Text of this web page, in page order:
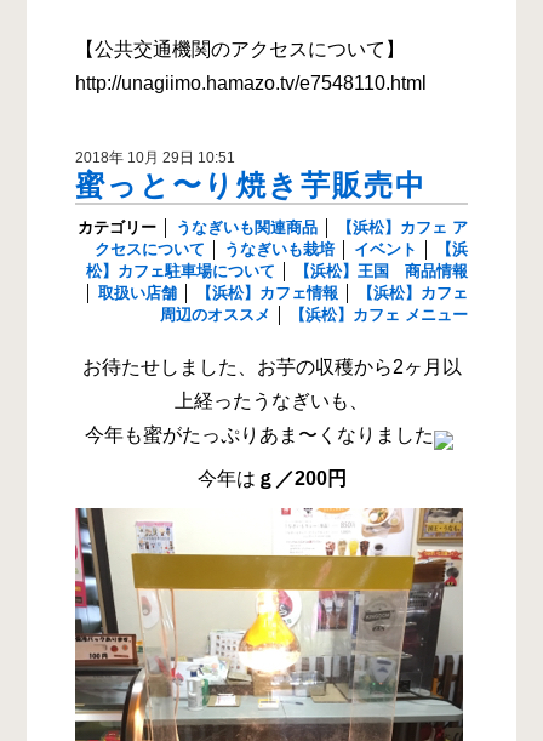
【公共交通機関のアクセスについて】
http://unagiimo.hamazo.tv/e7548110.html
2018年 10月 29日 10:51
蜜っと〜り焼き芋販売中
カテゴリー うなぎいも関連商品
【浜松】カフェ ア
クセスについて
うなぎいも栽培 イベント
【浜
松】カフェ駐車場について
【浜松】王国 商品情報
取扱い店舗 【浜松】カフェ情報
【浜松】カフェ
周辺のオススメ
【浜松】カフェ メニュー
お待たせしました、お芋の収穫から2ヶ月以
上経ったうなぎいも、
今年も蜜がたっぷりあま〜くなりました
今年は ｇ／200円